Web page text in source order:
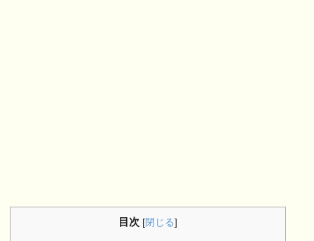
目次 [閉じる]